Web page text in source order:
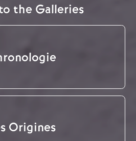
the Galleries
Origines